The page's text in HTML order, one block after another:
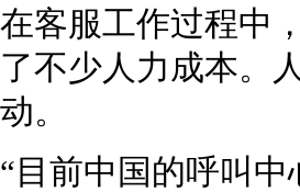
在客服工作过程中
了不少人力成本。
动。
“目前中国的呼叫